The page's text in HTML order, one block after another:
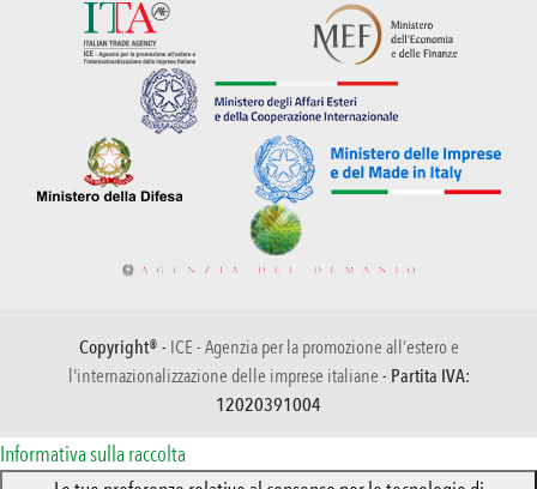
Copyright® - ICE - Agenzia per la promozione all’estero e
l'internazionalizzazione delle imprese italiane - Partita IVA:
12020391004
Informativa sulla raccolta